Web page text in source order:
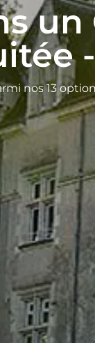
un
nos 13